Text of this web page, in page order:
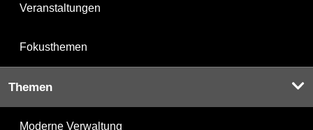
Veranstaltungen
Fokusthemen
Themen
Moderne Verwaltung